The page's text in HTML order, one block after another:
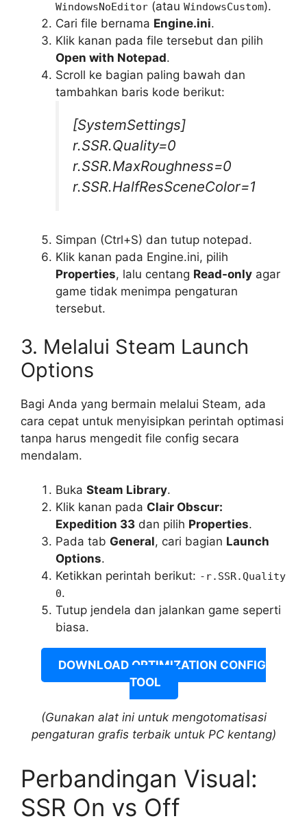
WindowsNoEditor (atau WindowsCustom).
Cari file bernama Engine.ini.
Klik kanan pada file tersebut dan pilih
Open with Notepad.
Scroll ke bagian paling bawah dan
tambahkan baris kode berikut:
[SystemSettings]
r.SSR.Quality=0
r.SSR.MaxRoughness=0
r.SSR.HalfResSceneColor=1
Simpan (Ctrl+S) dan tutup notepad.
Klik kanan pada Engine.ini, pilih
Properties, lalu centang Read-only agar
game tidak menimpa pengaturan
tersebut.
3. Melalui Steam Launch
Options
Bagi Anda yang bermain melalui Steam, ada
cara cepat untuk menyisipkan perintah optimasi
tanpa harus mengedit file config secara
mendalam.
Buka Steam Library.
Klik kanan pada Clair Obscur:
Expedition 33 dan pilih Properties.
Pada tab General, cari bagian Launch
Options.
Ketikkan perintah berikut: -r.SSR.Quality
0.
Tutup jendela dan jalankan game seperti
biasa.
DOWNLOAD OPTIMIZATION CONFIG
TOOL
(Gunakan alat ini untuk mengotomatisasi
pengaturan grafis terbaik untuk PC kentang)
Perbandingan Visual:
SSR On vs Off